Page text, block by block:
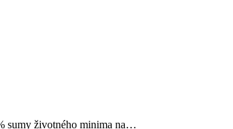
sumy životného minima na…